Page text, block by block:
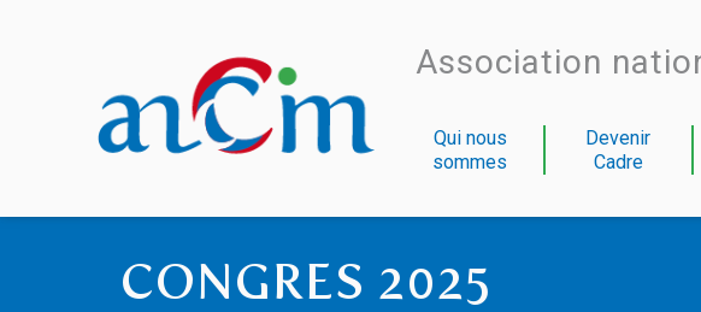
Association
Qui nous
sommes
Devenir
Cadre
CONGRES 2025